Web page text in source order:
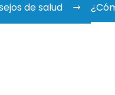
de salud